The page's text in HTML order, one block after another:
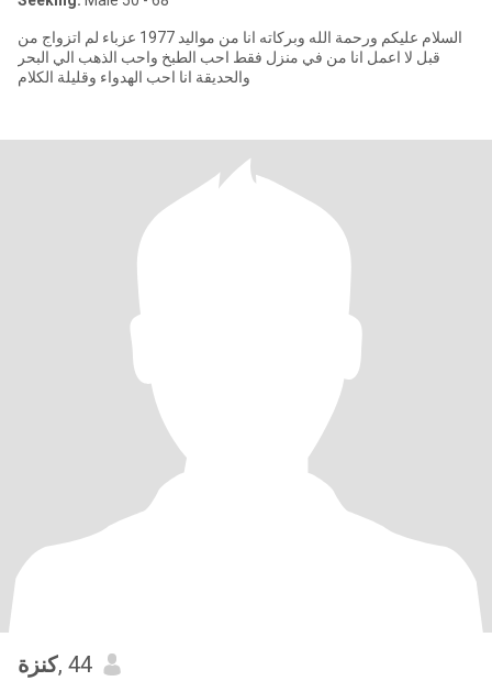
السلام عليكم ورحمة الله وبركاته انا من مواليد 1977 عزباء لم اتزواج من
قبل لا اعمل انا من في منزل فقط احب الطبخ واحب الذهب الي البحر
والحديقة انا احب الهدواء وقليلة الكلام
كنزة, 44